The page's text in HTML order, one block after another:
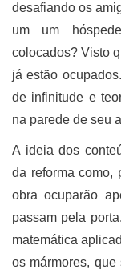
desafiando os
um um
colocados? Visto
já estão
de infinitude e
na parede de seu
A ideia dos
da reforma como,
obra ocuparão
passam pela
matemática
os mármores,